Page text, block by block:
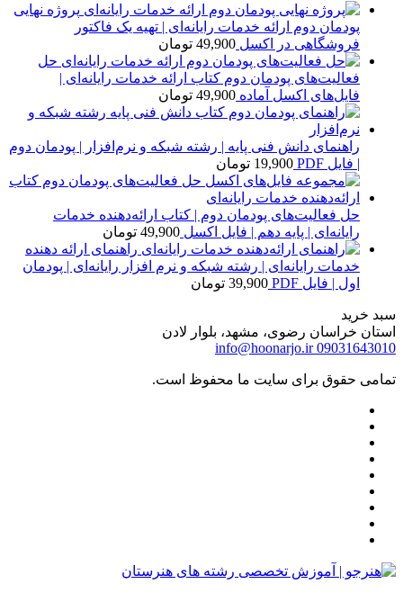
پروژه نهایی
پودمان دوم ارائه خدمات رایانه‌ای | تهیه یک فاکتور
فروشگاهی در اکسل 49,900 تومان
حل
فعالیت‌های پودمان دوم کتاب ارائه خدمات رایانه‌ای |
فایل‌های اکسل آماده 49,900 تومان
راهنمای دانش فنی پایه | رشته شبکه و نرم‌افزار | پودمان دوم
| فایل PDF
19,900 تومان
حل فعالیت‌های پودمان دوم | کتاب ارائه‌دهنده خدمات
رایانه‌ای | پایه دهم | فایل اکسل 49,900 تومان
راهنمای ارائه دهنده
خدمات رایانه‌ای | رشته شبکه و نرم افزار رایانه‌ای | پودمان
اول | فایل PDF
39,900 تومان
سبد خرید
استان خراسان رضوی، مشهد، بلوار لادن
09031643010
info@hoonarjo.ir
تمامی حقوق برای سایت ما محفوظ است.